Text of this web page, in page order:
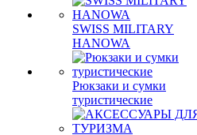
SWISS MILITARY
HANOWA
Рюкзаки и сумки
туристические